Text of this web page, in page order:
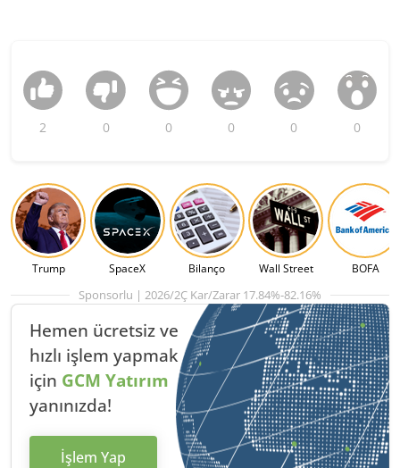
2 0 0 0 0 0
Trump SpaceX Bilanço Wall Street BOFA
Sponsorlu | 2026/2Ç Kar/Zarar 17.84%-82.16%
Hemen ücretsiz ve
hızlı işlem yapmak
için GCM Yatırım
yanınızda!
İşlem Yap